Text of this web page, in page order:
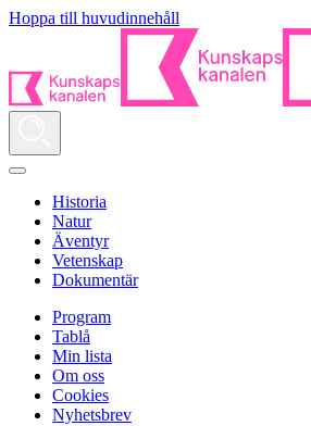
Hoppa till huvudinnehåll
Historia
Natur
Äventyr
Vetenskap
Dokumentär
Program
Tablå
Min lista
Om oss
Cookies
Nyhetsbrev